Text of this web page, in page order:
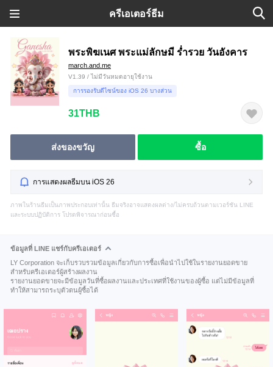
ครีเอเตอร์ธีม
พระพิฆเนศ พระแม่ลักษมี ร่ำรวย วันอังคาร
march.and.me
V1.39 / ไม่มีวันหมดอายุใช้งาน
การรองรับดีไซน์ของ iOS 26 บางส่วน
31THB
ส่งของขวัญ ซื้อ
การแสดงผลธีมบน iOS 26
ภาพในร้านธีมเป็นภาพประกอบเท่านั้น ธีมจริงอาจแสดงผลต่าง/ไม่ครบถ้วนตามเวอร์ชัน LINE
และระบบปฏิบัติการ โปรดพิจารณาก่อนซื้อ
ข้อมูลที่ LINE แชร์กับครีเอเตอร์
LY Corporation จะเก็บรวบรวมข้อมูลเกี่ยวกับการซื้อเพื่อนำไปใช้ในรายงานยอดขาย
สำหรับครีเอเตอร์ผู้สร้างผลงาน
รายงานยอดขายจะมีข้อมูลวันที่ซื้อผลงานและประเทศที่ใช้งานของผู้ซื้อ แต่ไม่มีข้อมูลที่
ทำให้สามารถระบุตัวตนผู้ซื้อได้